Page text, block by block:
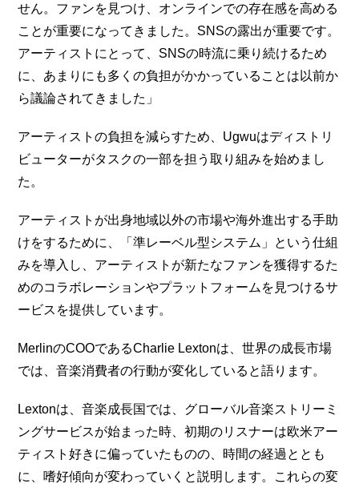
せん。ファンを見つけ、オンラインでの存在感を高める
ことが重要になってきました。SNSの露出が重要です。
アーティストにとって、SNSの時流に乗り続けるため
に、あまりにも多くの負担がかかっていることは以前か
ら議論されてきました」
アーティストの負担を減らすため、Ugwuはディストリ
ビューターがタスクの一部を担う取り組みを始めまし
た。
アーティストが出身地域以外の市場や海外進出する手助
けをするために、「準レーベル型システム」という仕組
みを導入し、アーティストが新たなファンを獲得するた
めのコラボレーションやプラットフォームを見つけるサ
ービスを提供しています。
MerlinのCOOであるCharlie Lextonは、世界の成長市場
では、音楽消費者の行動が変化していると語ります。
Lextonは、音楽成長国では、グローバル音楽ストリーミ
ングサービスが始まった時、初期のリスナーは欧米アー
ティスト好きに偏っていたものの、時間の経過ととも
に、嗜好傾向が変わっていくと説明します。これらの変